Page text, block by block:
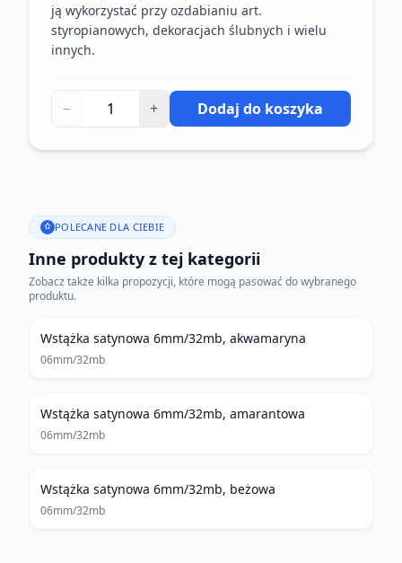
ją wykorzystać przy ozdabianiu art.
styropianowych, dekoracjach ślubnych i wielu
innych.
− + Dodaj do koszyka
POLECANE DLA CIEBIE
Inne produkty z tej kategorii
Zobacz także kilka propozycji, które mogą pasować do wybranego
produktu.
Wstążka satynowa 6mm/32mb, akwamaryna
06mm/32mb
Wstążka satynowa 6mm/32mb, amarantowa
06mm/32mb
Wstążka satynowa 6mm/32mb, beżowa
06mm/32mb